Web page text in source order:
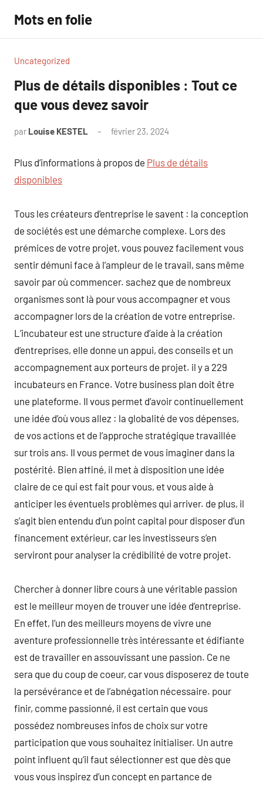
contenu
Mots en folie
Uncategorized
Plus de détails disponibles : Tout ce
que vous devez savoir
par Louise KESTEL février 23, 2024
Plus d’informations à propos de Plus de détails
disponibles
Tous les créateurs d’entreprise le savent : la conception
de sociétés est une démarche complexe. Lors des
prémices de votre projet, vous pouvez facilement vous
sentir démuni face à l’ampleur de le travail, sans même
savoir par où commencer. sachez que de nombreux
organismes sont là pour vous accompagner et vous
accompagner lors de la création de votre entreprise.
L’incubateur est une structure d’aide à la création
d’entreprises, elle donne un appui, des conseils et un
accompagnement aux porteurs de projet. il y a 229
incubateurs en France. Votre business plan doit être
une plateforme. Il vous permet d’avoir continuellement
une idée d’où vous allez : la globalité de vos dépenses,
de vos actions et de l’approche stratégique travaillée
sur trois ans. Il vous permet de vous imaginer dans la
postérité. Bien affiné, il met à disposition une idée
claire de ce qui est fait pour vous, et vous aide à
anticiper les éventuels problèmes qui arriver. de plus, il
s’agit bien entendu d’un point capital pour disposer d’un
financement extérieur, car les investisseurs s’en
serviront pour analyser la crédibilité de votre projet.
Chercher à donner libre cours à une véritable passion
est le meilleur moyen de trouver une idée d’entreprise.
En effet, l’un des meilleurs moyens de vivre une
aventure professionnelle très intéressante et édifiante
est de travailler en assouvissant une passion. Ce ne
sera que du coup de coeur, car vous disposerez de toute
la persévérance et de l’abnégation nécessaire. pour
finir, comme passionné, il est certain que vous
possédez nombreuses infos de choix sur votre
participation que vous souhaitez initialiser. Un autre
point influent qu’il faut sélectionner est que dès que
vous vous inspirez d’un concept en partance de